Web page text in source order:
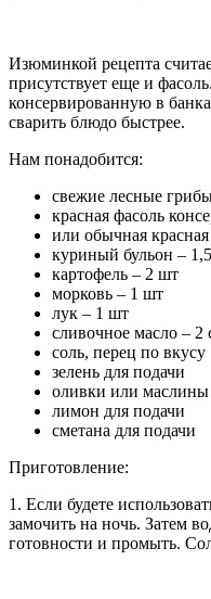
Изюминкой рецепта
присутствует еще и
консервированную в
сварить блюдо быстрее.
Нам понадобится:
свежие лесные
красная фасоль
или обычная
куриный бульон –
картофель – 2 шт
морковь – 1 шт
лук – 1 шт
сливочное масло – 2
соль, перец по вкусу
зелень для подачи
оливки или маслины
лимон для подачи
сметана для подачи
Приготовление:
1. Если будете
замочить на ночь. Затем
готовности и промыть.